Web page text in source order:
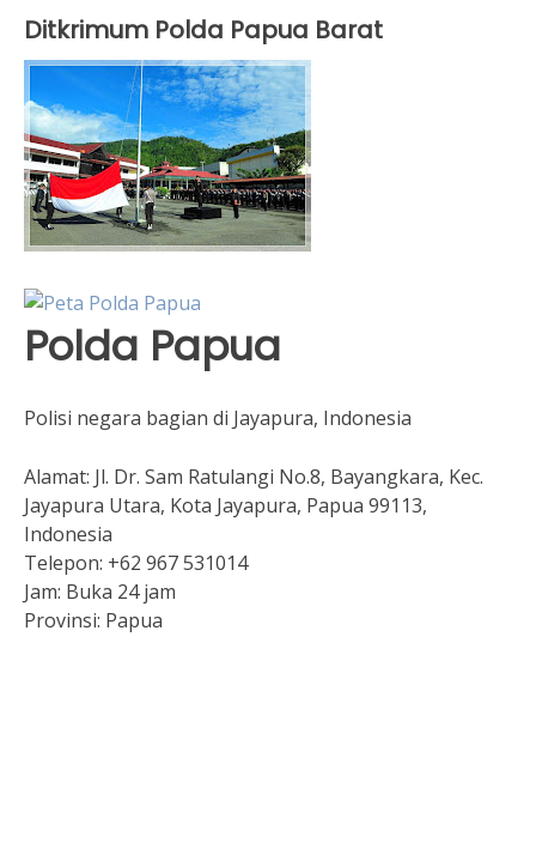
Ditkrimum Polda Papua Barat
Polda Papua
Polisi negara bagian di Jayapura, Indonesia
Alamat: Jl. Dr. Sam Ratulangi No.8, Bayangkara, Kec.
Jayapura Utara, Kota Jayapura, Papua 99113,
Indonesia
Telepon: +62 967 531014
Jam: Buka 24 jam
Provinsi: Papua